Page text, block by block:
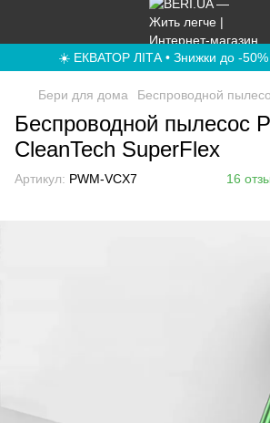
☀️ ЕКВАТОР ЛІТА • Знижки до -50%
Бери для дома Беспроводной
Беспроводной пылесос
CleanTech SuperFlex
Артикул: PWM-VCX7 16